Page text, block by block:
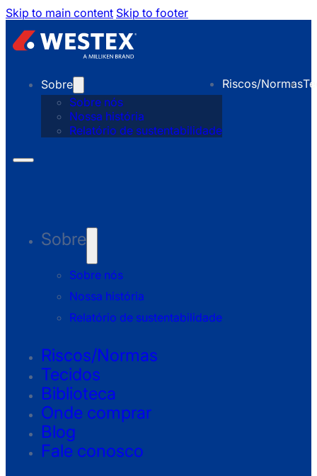
Skip to main content Skip to footer
Sobre
Sobre nós
Nossa história
Relatório de sustentabilidade
Riscos/Normas
Sobre
Sobre nós
Nossa história
Relatório de sustentabilidade
Riscos/Normas
Tecidos
Biblioteca
Onde comprar
Blog
Fale conosco